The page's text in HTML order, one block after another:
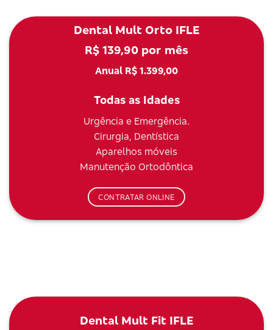
Dental Mult Orto IFLE
R$ 139,90 por mês
Anual R$ 1.399,00
Todas as Idades
Urgência e Emergência.
Cirurgia, Dentística
Aparelhos móveis
Manutenção Ortodôntica
CONTRATAR ONLINE
Dental Mult Fit IFLE